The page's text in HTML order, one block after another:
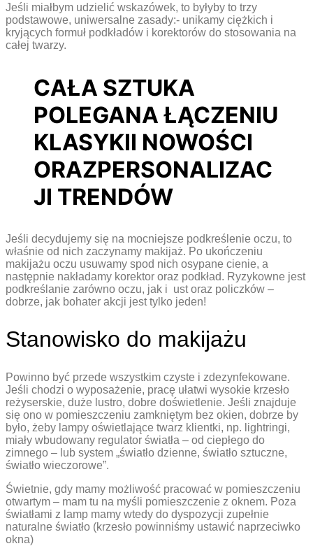
Jeśli miałbym udzielić wskazówek, to byłyby to trzy
podstawowe, uniwersalne zasady:- unikamy ciężkich i
kryjących formuł podkładów i korektorów do stosowania na
całej twarzy.
CAŁA SZTUKA
POLEGANA ŁĄCZENIU
KLASYKII NOWOŚCI
ORAZPERSONALIZAC
JI TRENDÓW
Jeśli decydujemy się na mocniejsze podkreślenie oczu, to
właśnie od nich zaczynamy makijaż. Po ukończeniu
makijażu oczu usuwamy spod nich osypane cienie, a
następnie nakładamy korektor oraz podkład. Ryzykowne jest
podkreślanie zarówno oczu, jak i ust oraz policzków –
dobrze, jak bohater akcji jest tylko jeden!
Stanowisko do makijażu
Powinno być przede wszystkim czyste i zdezynfekowane.
Jeśli chodzi o wyposażenie, pracę ułatwi wysokie krzesło
reżyserskie, duże lustro, dobre doświetlenie. Jeśli znajduje
się ono w pomieszczeniu zamkniętym bez okien, dobrze by
było, żeby lampy oświetlające twarz klientki, np. lightringi,
miały wbudowany regulator światła – od ciepłego do
zimnego – lub system „światło dzienne, światło sztuczne,
światło wieczorowe”.
Świetnie, gdy mamy możliwość pracować w pomieszczeniu
otwartym – mam tu na myśli pomieszczenie z oknem. Poza
światłami z lamp mamy wtedy do dyspozycji zupełnie
naturalne światło (krzesło powinniśmy ustawić naprzeciwko
okna)